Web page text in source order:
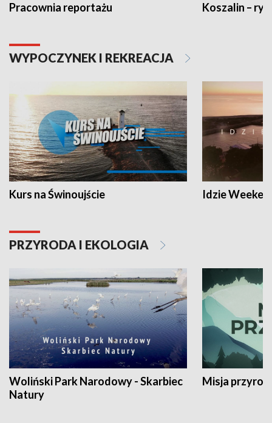
Pracownia reportażu Koszalin –
WYPOCZYNEK I REKREACJA
Kurs na Świnoujście Idzie
PRZYRODA I EKOLOGIA
Woliński Park Narodowy - Skarbiec
Natury
Misja